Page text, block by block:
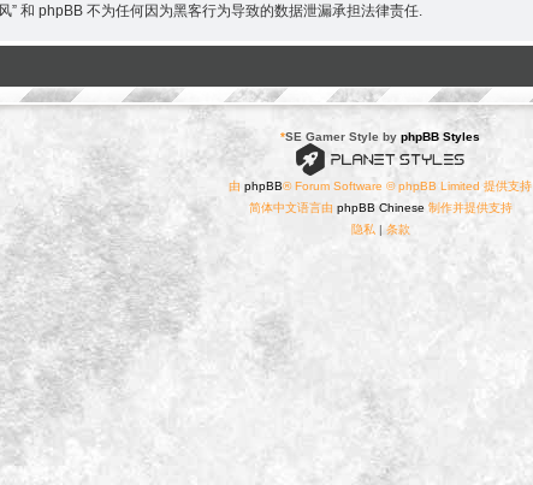
和 phpBB 不为任何因为黑客行为导致的数据泄漏承担法律责任.
*SE Gamer Style by phpBB Styles
由 phpBB® Forum Software © phpBB Limited 提供支持
简体中文语言由 phpBB Chinese制作并提供支持
隐私 | 条款